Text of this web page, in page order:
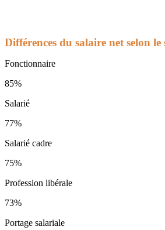
Différences du salaire net selon le
Fonctionnaire
85%
Salarié
77%
Salarié cadre
75%
Profession libérale
73%
Portage salariale